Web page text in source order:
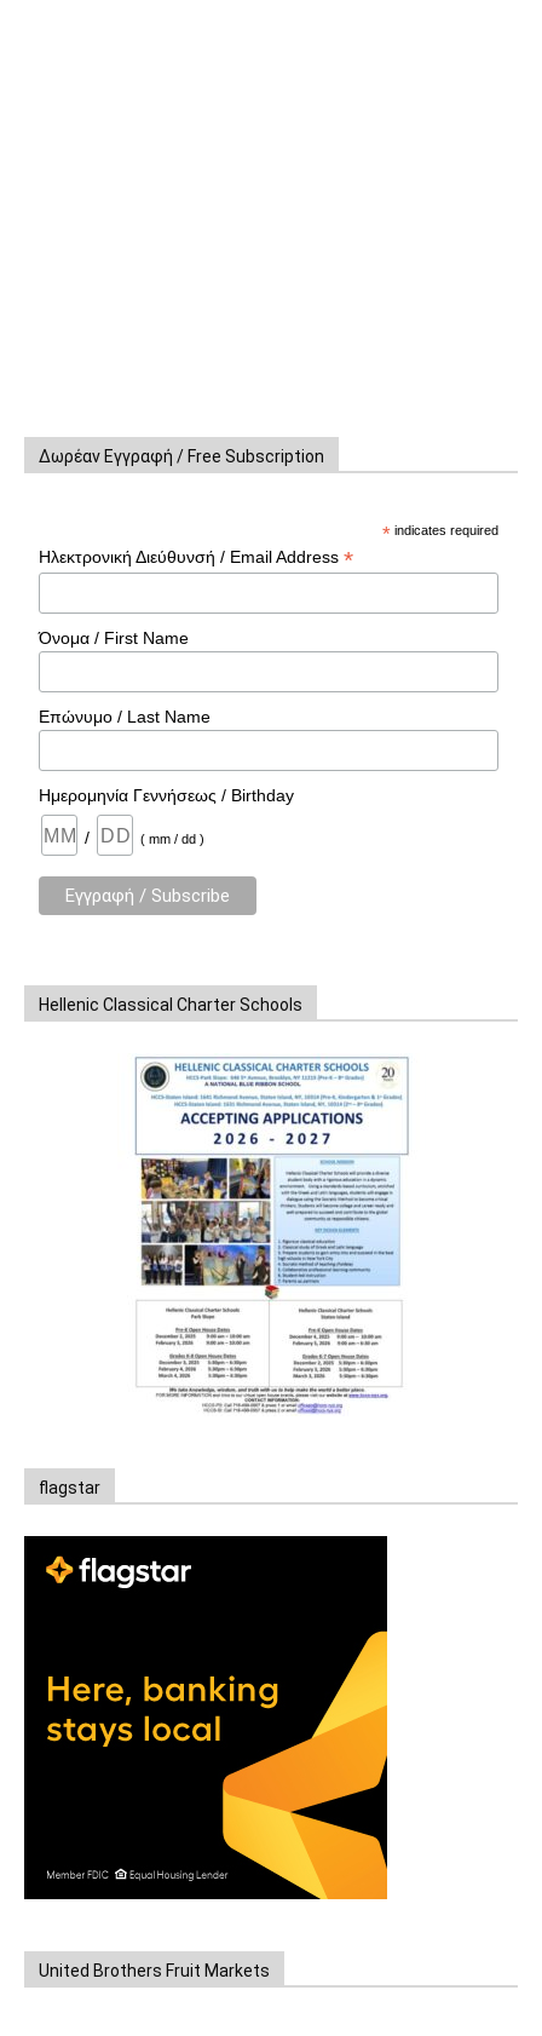
Δωρέαν Εγγραφή / Free Subscription
* indicates required
Ηλεκτρονική Διεύθυνσή / Email Address*
Όνομα / First Name
Επώνυμο / Last Name
Ημερομηνία Γεννήσεως / Birthday
/ ( mm / dd )
Hellenic Classical Charter Schools
flagstar
United Brothers Fruit Markets